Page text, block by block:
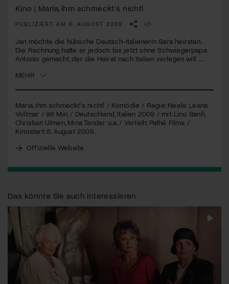
seconds
seconds
Kino | Maria, ihm schmeckt’s nicht!
PUBLIZIERT AM 6. AUGUST 2009
Jan möchte die hübsche Deutsch-Italienerin Sara heiraten.
Die Rechnung hatte er jedoch bis jetzt ohne Schwiegerpapa
Antonio gemacht, der die Heirat nach Italien verlegen will …
MEHR
Maria, ihm schmeckt’s nicht! / Komödie / Regie: Neele Leana
Vollmar / 96 Min. / Deutschland, Italien 2009 / mit: Lino Banfi,
Christian Ulmen, Mina Tander u.a. / Verleih: Pathé Films /
Kinostart: 6. August 2009.
Offizielle Website
Das könnte Sie auch interessieren
Mach mit: «Be Part of the Art»!
Engagiere dich als Kulturliebhaber:in, Kulturschaffende(r) oder
Mit deiner Mitgliedschaft erhältst du kostenlosen Zugang zu
diversen Kulturevents.